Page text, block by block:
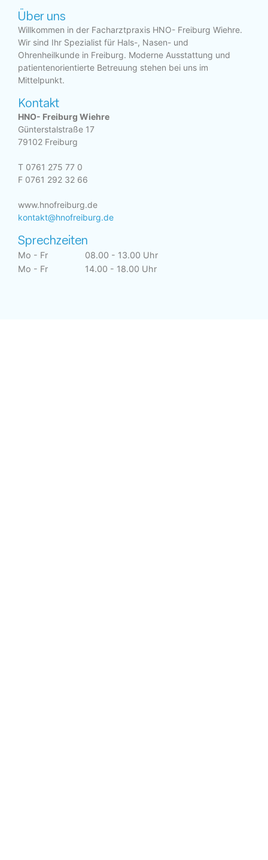
Über uns
Willkommen in der Facharztpraxis HNO- Freiburg Wiehre.
Wir sind Ihr Spezialist für Hals-, Nasen- und
Ohrenheilkunde in Freiburg. Moderne Ausstattung und
patientenorientierte Betreuung stehen bei uns im
Mittelpunkt.
Kontakt
HNO- Freiburg Wiehre
Günterstalstraße 17
79102 Freiburg
T 0761 275 77 0
F 0761 292 32 66
www.hnofreiburg.de
kontakt@hnofreiburg.de
Sprechzeiten
Mo - Fr
08.00 - 13.00 Uhr
Mo - Fr
14.00 - 18.00 Uhr